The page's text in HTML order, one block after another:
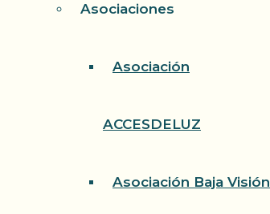
Asociaciones
Asociación
ACCESDELUZ
Asociación Baja Visión